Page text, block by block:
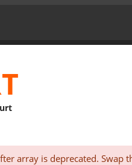
array is deprecated. Swap